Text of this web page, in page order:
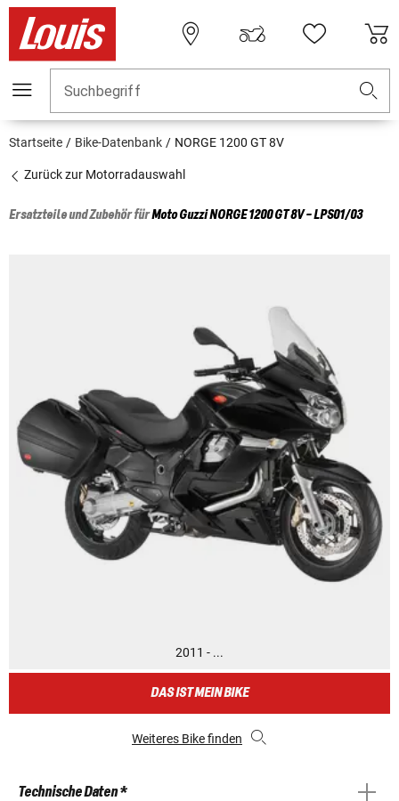
Suchbegriff
Startseite Bike-Datenbank NORGE 1200 GT 8V
Zurück zur Motorradauswahl
Ersatzteile und Zubehör fürMoto GuzziNORGE 1200 GT 8V - LPS01/03
2011 - ...
DAS IST MEIN BIKE
Weiteres Bike finden
Technische Daten *